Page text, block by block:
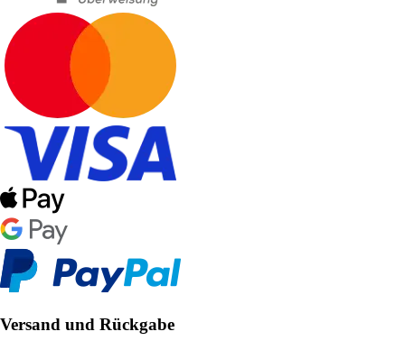
Versand und Rückgabe